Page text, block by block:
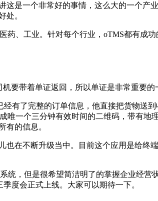
是一个非常好的事情，这么大的一个产
处。
、工业。针对每个行业，oTMS都有成
要带着单证返回，所以单证是非常重要
有了完整的订单信息，他直接把货物送
一个三分钟有效时间的二维码，带有地
有的信息。
在不断升级当中。目前这个应用是给终
统，但是很希望简洁明了的掌握企业经营
度会正式上线。大家可以期待一下。